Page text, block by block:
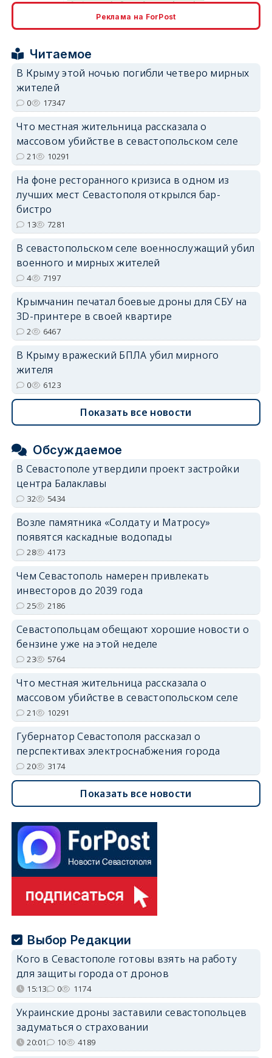
Реклама на ForPost
Читаемое
В Крыму этой ночью погибли четверо мирных
жителей
0 17347
Что местная жительница рассказала о
массовом убийстве в севастопольском селе
21 10291
На фоне ресторанного кризиса в одном из
лучших мест Севастополя открылся бар-
бистро
13 7281
В севастопольском селе военнослужащий убил
военного и мирных жителей
4 7197
Крымчанин печатал боевые дроны для СБУ на
3D-принтере в своей квартире
2 6467
В Крыму вражеский БПЛА убил мирного
жителя
0 6123
Показать все новости
Обсуждаемое
В Севастополе утвердили проект застройки
центра Балаклавы
32 5434
Возле памятника «Солдату и Матросу»
появятся каскадные водопады
28 4173
Чем Севастополь намерен привлекать
инвесторов до 2039 года
25 2186
Севастопольцам обещают хорошие новости о
бензине уже на этой неделе
23 5764
Что местная жительница рассказала о
массовом убийстве в севастопольском селе
21 10291
Губернатор Севастополя рассказал о
перспективах электроснабжения города
20 3174
Показать все новости
Выбор Редакции
Кого в Севастополе готовы взять на работу
для защиты города от дронов
15:13 0 1174
Украинские дроны заставили севастопольцев
задуматься о страховании
20:01 10 4189